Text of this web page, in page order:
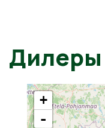
Дилеры
+
-